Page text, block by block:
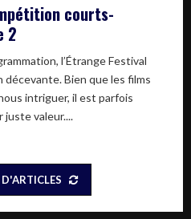
courts-
2
l’Étrange Festival
décevante. Bien que les films
intriguer, il est parfois
juste valeur....